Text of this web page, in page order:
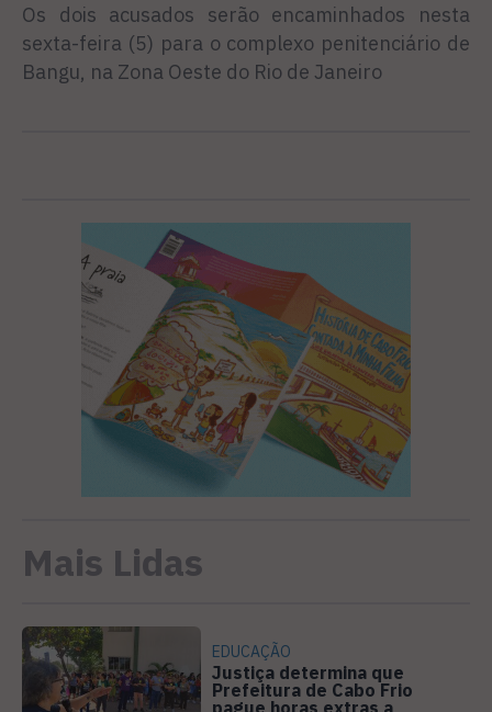
Os dois acusados serão encaminhados nesta
sexta-feira (5) para o complexo penitenciário de
Bangu, na Zona Oeste do Rio de Janeiro
Mais Lidas
EDUCAÇÃO
Justiça determina que
Prefeitura de Cabo Frio
pague horas extras a